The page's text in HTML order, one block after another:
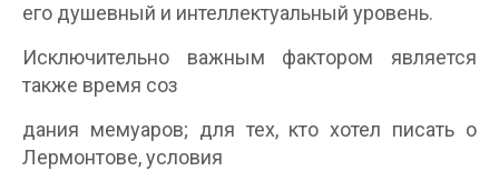
его душевный и интеллектуальный уровень.
Исключительно важным фактором является
также время соз­
дания мемуаров; для тех, кто хотел писать о
Лермонтове, условия